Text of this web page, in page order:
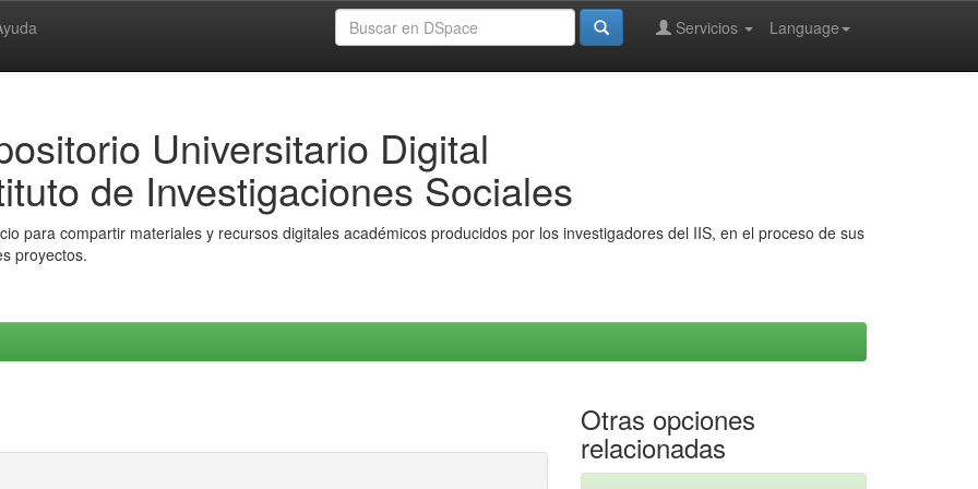
Language
Servicios
Universitario Digital
de Investigaciones Sociales
para compartir materiales y recursos digitales académicos producidos por los investigadores del IIS, en el proceso de sus
proyectos.
Otras opciones
relacionadas